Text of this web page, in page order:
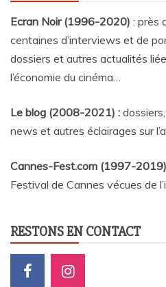
Ecran Noir (1996-2020) : près
centaines d’interviews et de
dossiers et autres actualités
l’économie du cinéma…
Le blog (2008-2021) :
news et autres éclairages sur
Cannes-Fest.com (1997-
Festival de Cannes vécues de
RESTONS EN CONTACT